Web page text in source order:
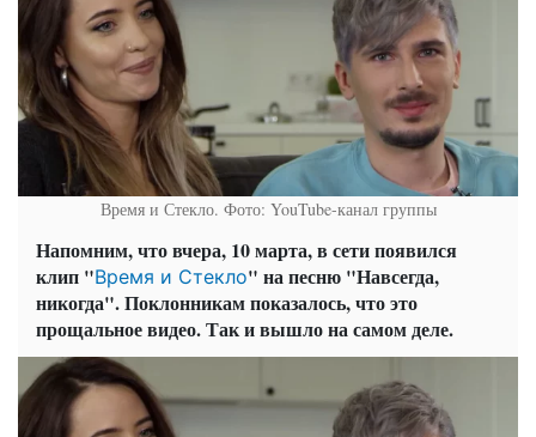
Время и Стекло. Фото: YouTube-канал группы
Напомним, что вчера, 10 марта, в сети появился
клип "Время и Стекло" на песню "Навсегда,
никогда". Поклонникам показалось, что это
прощальное видео. Так и вышло на самом деле.